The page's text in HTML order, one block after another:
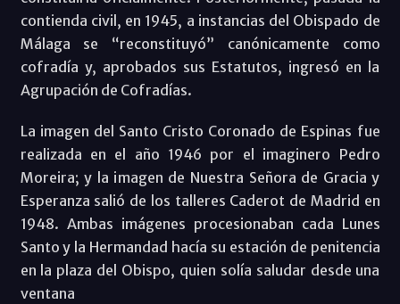
contienda civil, en 1945, a instancias del Obispado de
Málaga se “reconstituyó” canónicamente como
cofradía y, aprobados sus Estatutos, ingresó en la
Agrupación de Cofradías.
La imagen del Santo Cristo Coronado de Espinas fue
realizada en el año 1946 por el imaginero Pedro
Moreira; y la imagen de Nuestra Señora de Gracia y
Esperanza salió de los talleres Caderot de Madrid en
1948. Ambas imágenes procesionaban cada Lunes
Santo y la Hermandad hacía su estación de penitencia
en la plaza del Obispo, quien solía saludar desde una
ventana